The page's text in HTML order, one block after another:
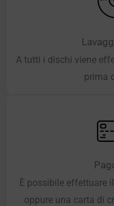
A tutti i dischi viene
prima
È possibile effettuare
oppure una carta di